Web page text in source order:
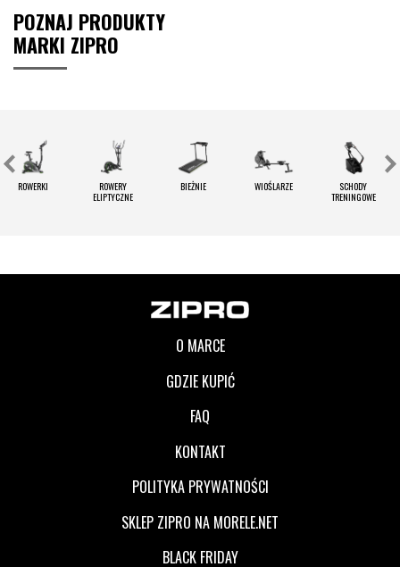
POZNAJ PRODUKTY
MARKI ZIPRO
ROWERKI
ROWERY
ELIPTYCZNE
BIEŻNIE WIOŚLARZE
SCHODY
TRENINGOWE
O MARCE
GDZIE KUPIĆ
FAQ
KONTAKT
POLITYKA PRYWATNOŚCI
SKLEP ZIPRO NA MORELE.NET
BLACK FRIDAY